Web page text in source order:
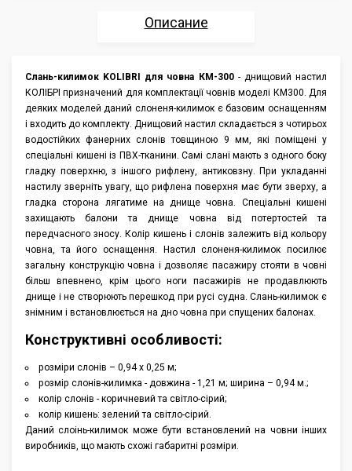
Описание
Отзывы
Аксессуары
Слань-килимок KOLIBRI для човна КМ-300- днищовий настил
КОЛІБРІ призначений для комплектації човнів моделі КМ300. Для
деяких моделей даний слоненя-килимок є базовим оснащенням
і входить до комплекту. Днищовий настил складається з чотирьох
водостійких фанерних слонів товщиною 9 мм, які поміщені у
спеціальні кишені із ПВХ-тканини. Самі слані мають з одного боку
гладку поверхню, з іншого рифлену, антиковзну. При укладанні
настилу зверніть увагу, що рифлена поверхня має бути зверху, а
гладка сторона лягатиме на днище човна. Спеціальні кишені
захищають балони та днище човна від потертостей та
передчасного зносу. Колір кишень і слонів залежить від кольору
човна, та його оснащення. Настил слоненя-килимок посилює
загальну конструкцію човна і дозволяє пасажиру стояти в човні
більш впевнено, крім цього ноги пасажирів не продавлюють
днище і не створюють перешкод при русі судна. Слань-килимок є
знімним і встановлюється на дно човна при спущених балонах.
Конструктивні особливості:
розміри слонів – 0,94 х 0,25 м;
розмір слонів-килимка - довжина - 1,21 м; ширина – 0,94 м.;
колір слонів - коричневий та світло-сірий;
колір кишень: зелений та світло-сірий.
Даний слоінь-килимок може бути встановлений на човни інших
виробників, що мають схожі габаритні розміри.